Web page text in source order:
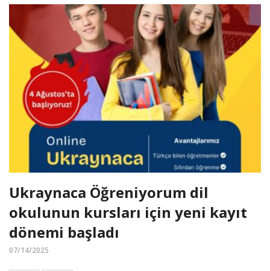
Ukraynaca Öğreniyorum dil
okulunun kursları için yeni kayıt
dönemi başladı
07/14/2025